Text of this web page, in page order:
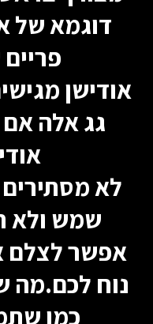
דוגמא של
אודישן
גג אלה אם
לא
שמש ולא
אפשר לצלם
נוח לכם.מה
כמו